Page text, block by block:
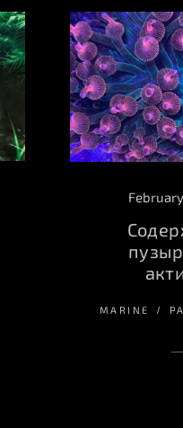
MARINE